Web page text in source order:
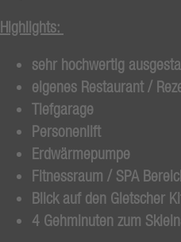
Highlights:
sehr hochwertig
eigenes Restaurant /
Tiefgarage
Personenlift
Erdwärmepumpe
Fitnessraum / SPA
Blick auf den Gletscher
4 Gehminuten zum